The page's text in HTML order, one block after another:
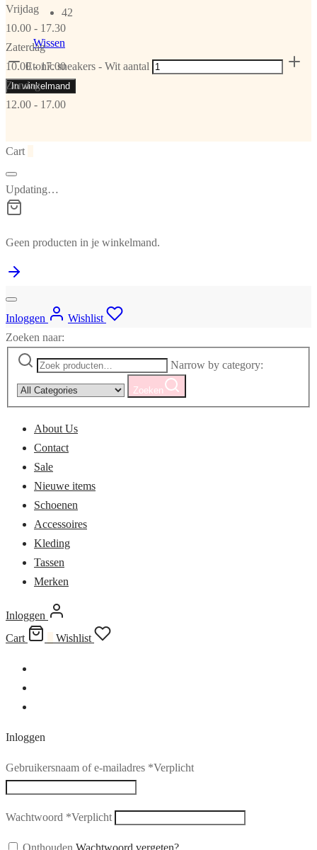
42
Wissen
Etonic sneakers - Wit aantal
In winkelmand
Vrijdag
10.00 - 17.30
Zaterdag
10.00 - 17.00
Zondag
12.00 - 17.00
Cart
Updating…
Geen producten in je winkelmand.
Inloggen
Wishlist
Zoeken naar:
Narrow by category:
Zoeken
About Us
Contact
Sale
Nieuwe items
Schoenen
Accessoires
Kleding
Tassen
Merken
Inloggen
Cart
Wishlist
Inloggen
Gebruikersnaam of e-mailadres *Verplicht
Wachtwoord *Verplicht